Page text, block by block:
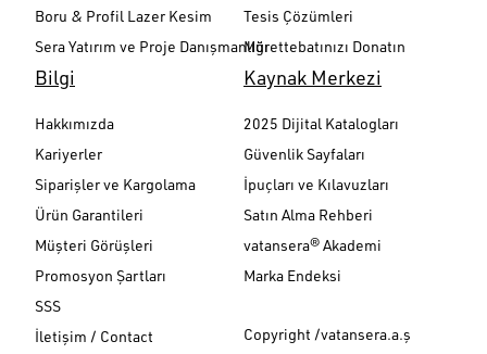
Boru & Profil Lazer Kesim
Sera Yatırım ve Proje Danışmanlığı
Tesis Çözümleri
Mürettebatınızı Donatın
Bilgi
Hakkımızda
Kariyerler
Siparişler ve Kargolama
Ürün Garantileri
Müşteri Görüşleri
Promosyon Şartları
SSS
İletişim / Contact
Kaynak Merkezi
2025 Dijital Katalogları
Güvenlik Sayfaları
İpuçları ve Kılavuzları
Satın Alma Rehberi
vatansera® Akademi
Marka Endeksi
Copyright /vatansera.a.ş